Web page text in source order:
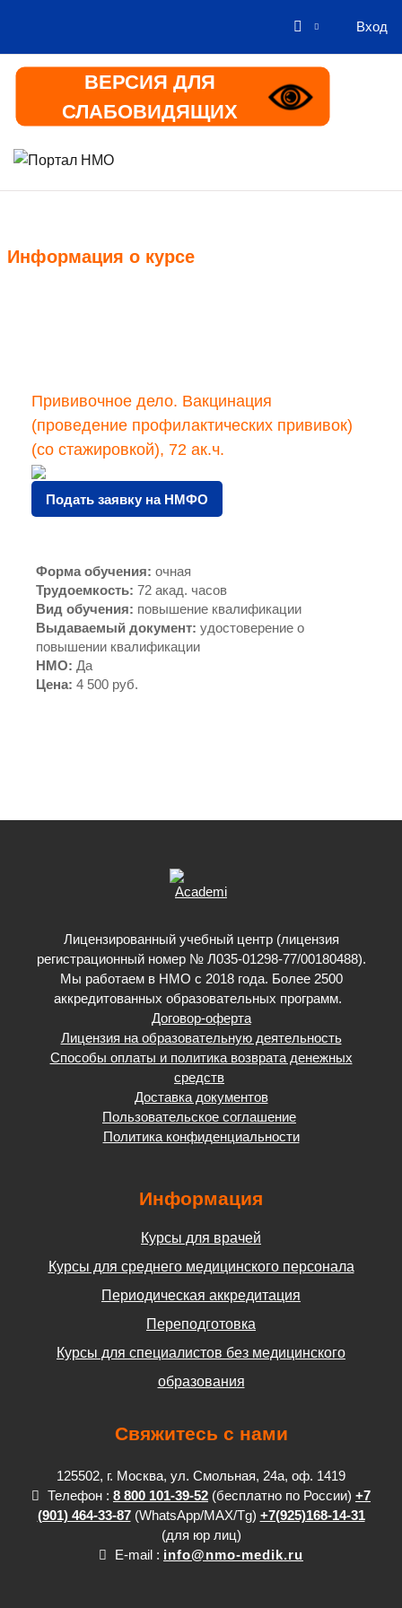
ВЕРСИЯ ДЛЯ
СЛАБОВИДЯЩИХ
Вход
Информация о курсе
Прививочное дело. Вакцинация
(проведение профилактических прививок)
(со стажировкой), 72 ак.ч.
Подать заявку на НМФО
Форма обучения: очная
Трудоемкость: 72 акад. часов
Вид обучения: повышение квалификации
Выдаваемый документ: удостоверение о
повышении квалификации
НМО: Да
Цена: 4 500 руб.
Лицензированный учебный центр (лицензия
регистрационный номер № Л035-01298-77/00180488).
Мы работаем в НМО с 2018 года. Более 2500
аккредитованных образовательных программ.
Договор-оферта
Лицензия на образовательную деятельность
Способы оплаты и политика возврата денежных
средств
Доставка документов
Пользовательское соглашение
Политика конфиденциальности
Информация
Курсы для врачей
Курсы для среднего медицинского персонала
Периодическая аккредитация
Переподготовка
Курсы для специалистов без медицинского
образования
Свяжитесь с нами
125502, г. Москва, ул. Смольная, 24а, оф. 1419
Телефон : 8 800 101-39-52 (бесплатно по России) +7
(901) 464-33-87(WhatsApp/MAX/Tg) +7(925)168-14-31
(для юр лиц)
E-mail : info@nmo-medik.ru